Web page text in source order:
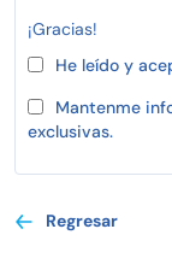
¡Gracias!
He leído y
Mantenme
exclusivas.
Regresar